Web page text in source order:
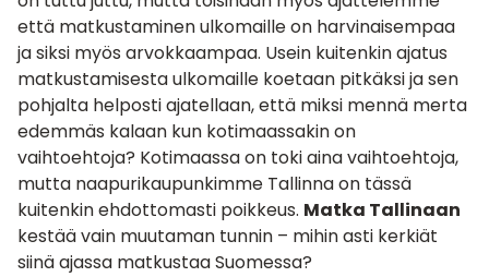
että matkustaminen ulkomaille on harvinaisempaa
ja siksi myös arvokkaampaa. Usein kuitenkin ajatus
matkustamisesta ulkomaille koetaan pitkäksi ja sen
pohjalta helposti ajatellaan, että miksi mennä merta
edemmäs kalaan kun kotimaassakin on
vaihtoehtoja? Kotimaassa on toki aina vaihtoehtoja,
mutta naapurikaupunkimme Tallinna on tässä
kuitenkin ehdottomasti poikkeus. Matka Tallinaan
kestää vain muutaman tunnin – mihin asti kerkiät
siinä ajassa matkustaa Suomessa?